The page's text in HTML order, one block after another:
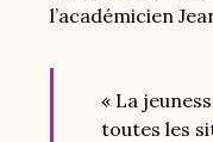
l’académicien
« La
toutes les